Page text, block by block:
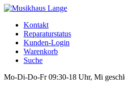
Kontakt
Reparaturstatus
Kunden-Login
Warenkorb
Suche
Mo-Di-Do-Fr 09:30-18 Uhr, Mi